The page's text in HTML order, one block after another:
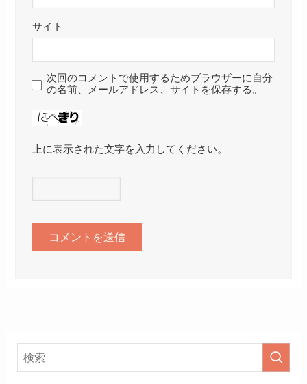
サイト
次回のコメントで使用するためブラウザーに自分
の名前、メールアドレス、サイトを保存する。
上に表示された文字を入力してください。